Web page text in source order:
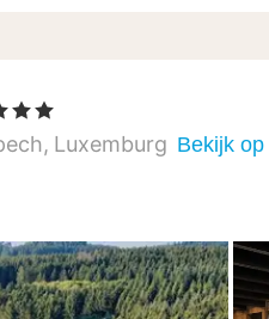
Luxemburg Bekijk